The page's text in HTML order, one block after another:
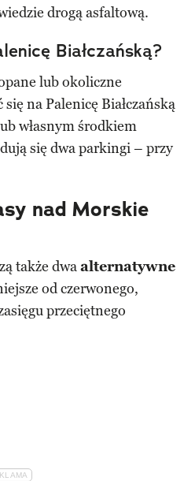
drogą asfaltową.
Białczańską?
lub okoliczne
na Palenicę Białczańską
własnym środkiem
się dwa parkingi – przy
nad Morskie
także dwaalternatywne
od czerwonego,
przeciętnego